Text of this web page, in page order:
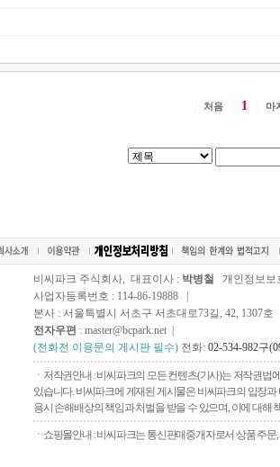
처음 1 마
비씨파크 주식회사, 대표이사 : 박병철 개인정보보
사업자등록번호 : 114-86-19888 |
본사 : 서울특별시 서초구 서초대로73길, 42, 1307호
전자우편 : master@bcpark.net |
(전화전 이용문의 게시판 필수) 전화: 02-534-982구
ㆍ저작권안내 : 비씨파크의 모든 컨텐츠(기사)는 저작권
있습니다. 비씨파크에 게재된 게시물은 비씨파크의 입장과
용시 손해배상의 책임과 처벌을 받을 수 있으며, 이에 대해
ㆍ쇼핑몰안내 : 비씨파크는 통신판매중개자로서 상품 주